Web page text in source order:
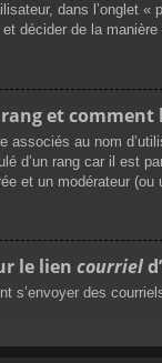
dans l’onglet
décider de la
rang et comment
associés au nom
d’un rang car il est
et un modérateur
le lien courriel
s’envoyer des